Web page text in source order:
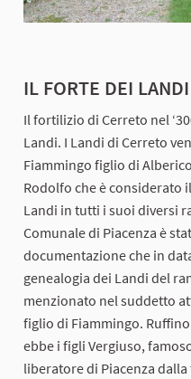
IL FORTE DEI
Il fortilizio di Cerreto nel
Landi. I Landi di Cerreto
Fiammingo figlio di
Rodolfo che è considerato
Landi in tutti i suoi diversi
Comunale di Piacenza è
documentazione che in
genealogia dei Landi del
menzionato nel suddetto
figlio di Fiammingo.
ebbe i figli Vergiuso,
liberatore di Piacenza